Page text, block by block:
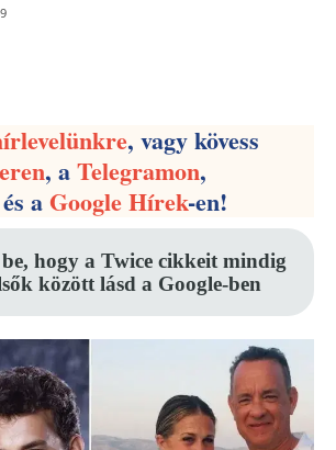
, vagy kövess
, aTelegramon,
és aGoogle Hírek-en!
hogy a Twice cikkeit mindig
között lásd a Google-ben